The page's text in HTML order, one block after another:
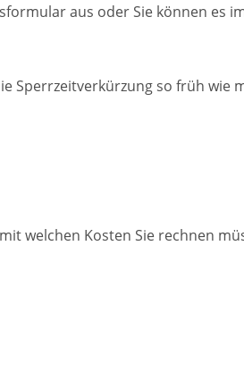
aus oder Sie können es
Sperrzeitverkürzung so früh wie
welchen Kosten Sie rechnen